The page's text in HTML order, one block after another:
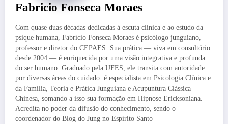
Fabricio Fonseca Moraes
Com quase duas décadas dedicadas à escuta clínica e ao estudo da
psique humana, Fabrício Fonseca Moraes é psicólogo junguiano,
professor e diretor do CEPAES. Sua prática — viva em consultório
desde 2004 — é enriquecida por uma visão integrativa e profunda
do ser humano. Graduado pela UFES, ele transita com autoridade
por diversas áreas do cuidado: é especialista em Psicologia Clínica e
da Família, Teoria e Prática Junguiana e Acupuntura Clássica
Chinesa, somando a isso sua formação em Hipnose Ericksoniana.
Acredita no poder da difusão do conhecimento, sendo o
coordenador do Blog do Jung no Espírito Santo